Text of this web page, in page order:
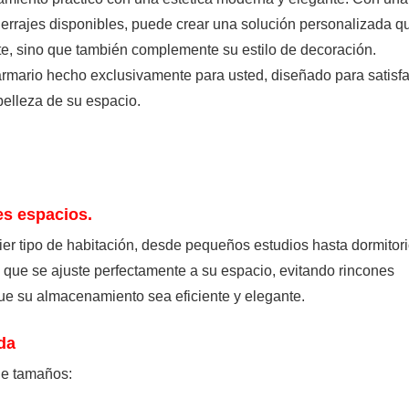
disponibles, puede crear una solución personalizada
sino que también complemente su estilo de decoración.
hecho exclusivamente para usted, diseñado para
de su espacio.
espacios.
tipo de habitación, desde pequeños estudios hasta
se ajuste perfectamente a su espacio, evitando rincones
su almacenamiento sea eficiente y elegante.
tamaños: